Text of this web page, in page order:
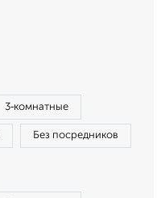
3‑комнатные
Без посредников